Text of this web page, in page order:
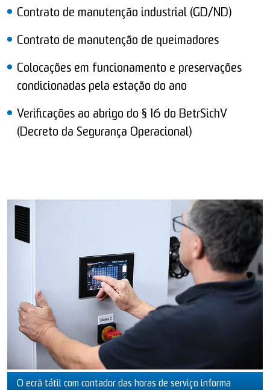
Contrato de manutenção industrial (GD/ND)
Contrato de manutenção de queimadores
Colocações em funcionamento e preservações
condicionadas pela estação do ano
Verificações ao abrigo do § 16 do BetrSichV
(Decreto da Segurança Operacional)
O ecrã tátil com contador das horas de serviço informa